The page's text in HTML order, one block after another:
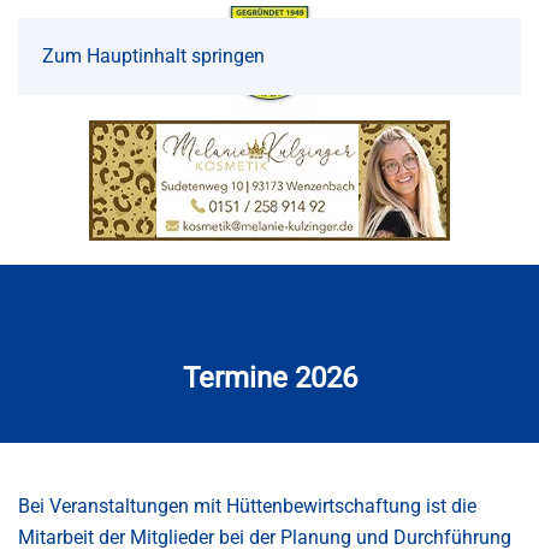
Zum Hauptinhalt springen
Termine 2026
Bei Veranstaltungen mit Hüttenbewirtschaftung ist die
Mitarbeit der Mitglieder bei der Planung und Durchführung